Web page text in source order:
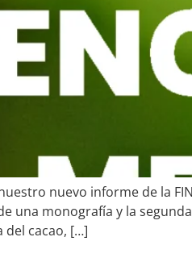
nuevo informe de la
una monografía y la
cacao, […]